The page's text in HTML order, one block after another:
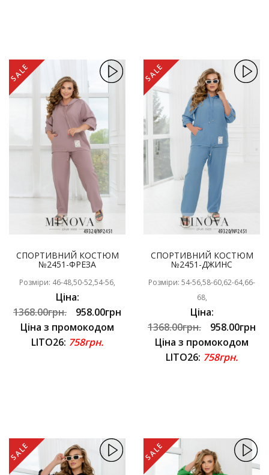
SALE
СПОРТИВНИЙ КОСТЮМ
№2451-ФРЕЗА
Розміри: 46-48,50-52,54-56,
Ціна:
1368.00грн.
958.00грн
Ціна з промокодом
LITO26: 758грн.
SALE
СПОРТИВНИЙ КОСТЮМ
№2451-ДЖИНС
Розміри: 54-56,58-60,62-64,66-
68,
Ціна:
1368.00грн.
958.00грн
Ціна з промокодом
LITO26: 758грн.
SALE SALE